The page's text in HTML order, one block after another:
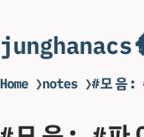
Home ❯notes ❯#모음: